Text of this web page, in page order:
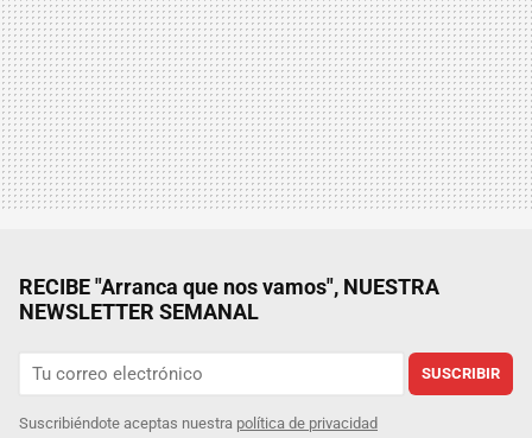
RECIBE "Arranca que nos vamos", NUESTRA
NEWSLETTER SEMANAL
SUSCRIBIR
Suscribiéndote aceptas nuestra política de privacidad